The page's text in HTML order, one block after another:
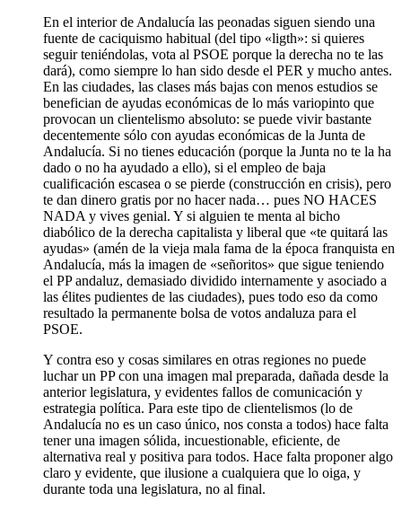
En el interior de Andalucía las peonadas siguen siendo una
fuente de caciquismo habitual (del tipo «ligth»: si quieres
seguir teniéndolas, vota al PSOE porque la derecha no te las
dará), como siempre lo han sido desde el PER y mucho antes.
En las ciudades, las clases más bajas con menos estudios se
benefician de ayudas económicas de lo más variopinto que
provocan un clientelismo absoluto: se puede vivir bastante
decentemente sólo con ayudas económicas de la Junta de
Andalucía. Si no tienes educación (porque la Junta no te la ha
dado o no ha ayudado a ello), si el empleo de baja
cualificación escasea o se pierde (construcción en crisis), pero
te dan dinero gratis por no hacer nada… pues NO HACES
NADA y vives genial. Y si alguien te menta al bicho
diabólico de la derecha capitalista y liberal que «te quitará las
ayudas» (amén de la vieja mala fama de la época franquista en
Andalucía, más la imagen de «señoritos» que sigue teniendo
el PP andaluz, demasiado dividido internamente y asociado a
las élites pudientes de las ciudades), pues todo eso da como
resultado la permanente bolsa de votos andaluza para el
PSOE.
Y contra eso y cosas similares en otras regiones no puede
luchar un PP con una imagen mal preparada, dañada desde la
anterior legislatura, y evidentes fallos de comunicación y
estrategia política. Para este tipo de clientelismos (lo de
Andalucía no es un caso único, nos consta a todos) hace falta
tener una imagen sólida, incuestionable, eficiente, de
alternativa real y positiva para todos. Hace falta proponer algo
claro y evidente, que ilusione a cualquiera que lo oiga, y
durante toda una legislatura, no al final.